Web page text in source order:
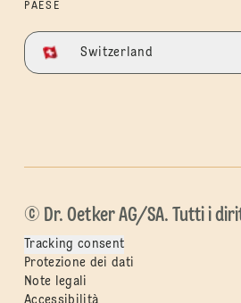
PAESE
Switzerland
© Dr. Oetker AG/SA. Tutti i
Tracking consent
Protezione dei dati
Note legali